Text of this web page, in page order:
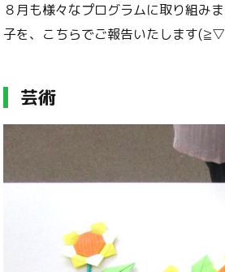
８月も様々なプログラムに取り組み
子を、こちらでご報告いたします
芸術